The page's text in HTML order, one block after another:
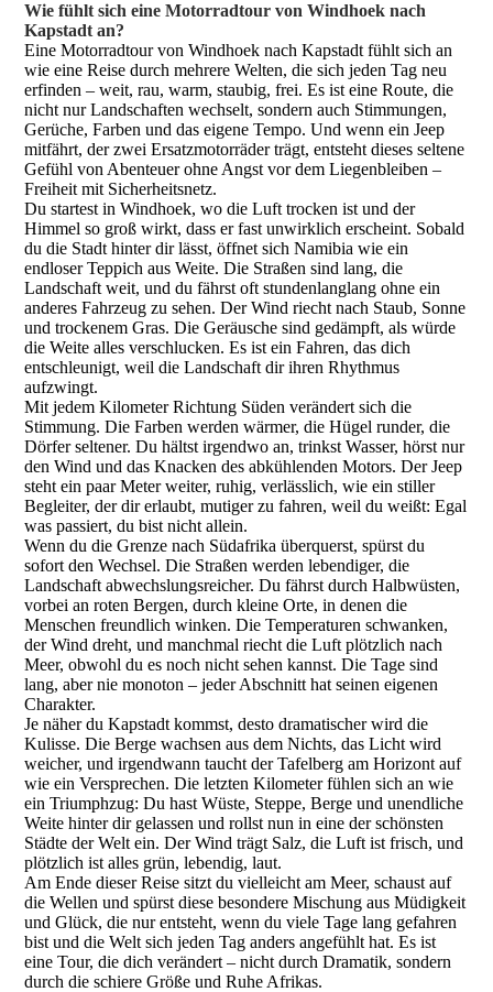
Wie fühlt sich eine Motorradtour von Windhoek nach
Kapstadt an?
Eine Motorradtour von Windhoek nach Kapstadt fühlt sich an
wie eine Reise durch mehrere Welten, die sich jeden Tag neu
erfinden – weit, rau, warm, staubig, frei. Es ist eine Route, die
nicht nur Landschaften wechselt, sondern auch Stimmungen,
Gerüche, Farben und das eigene Tempo. Und wenn ein Jeep
mitfährt, der zwei Ersatzmotorräder trägt, entsteht dieses seltene
Gefühl von Abenteuer ohne Angst vor dem Liegenbleiben –
Freiheit mit Sicherheitsnetz.
Du startest in Windhoek, wo die Luft trocken ist und der
Himmel so groß wirkt, dass er fast unwirklich erscheint. Sobald
du die Stadt hinter dir lässt, öffnet sich Namibia wie ein
endloser Teppich aus Weite. Die Straßen sind lang, die
Landschaft weit, und du fährst oft stundenlanglang ohne ein
anderes Fahrzeug zu sehen. Der Wind riecht nach Staub, Sonne
und trockenem Gras. Die Geräusche sind gedämpft, als würde
die Weite alles verschlucken. Es ist ein Fahren, das dich
entschleunigt, weil die Landschaft dir ihren Rhythmus
aufzwingt.
Mit jedem Kilometer Richtung Süden verändert sich die
Stimmung. Die Farben werden wärmer, die Hügel runder, die
Dörfer seltener. Du hältst irgendwo an, trinkst Wasser, hörst nur
den Wind und das Knacken des abkühlenden Motors. Der Jeep
steht ein paar Meter weiter, ruhig, verlässlich, wie ein stiller
Begleiter, der dir erlaubt, mutiger zu fahren, weil du weißt: Egal
was passiert, du bist nicht allein.
Wenn du die Grenze nach Südafrika überquerst, spürst du
sofort den Wechsel. Die Straßen werden lebendiger, die
Landschaft abwechslungsreicher. Du fährst durch Halbwüsten,
vorbei an roten Bergen, durch kleine Orte, in denen die
Menschen freundlich winken. Die Temperaturen schwanken,
der Wind dreht, und manchmal riecht die Luft plötzlich nach
Meer, obwohl du es noch nicht sehen kannst. Die Tage sind
lang, aber nie monoton – jeder Abschnitt hat seinen eigenen
Charakter.
Je näher du Kapstadt kommst, desto dramatischer wird die
Kulisse. Die Berge wachsen aus dem Nichts, das Licht wird
weicher, und irgendwann taucht der Tafelberg am Horizont auf
wie ein Versprechen. Die letzten Kilometer fühlen sich an wie
ein Triumphzug: Du hast Wüste, Steppe, Berge und unendliche
Weite hinter dir gelassen und rollst nun in eine der schönsten
Städte der Welt ein. Der Wind trägt Salz, die Luft ist frisch, und
plötzlich ist alles grün, lebendig, laut.
Am Ende dieser Reise sitzt du vielleicht am Meer, schaust auf
die Wellen und spürst diese besondere Mischung aus Müdigkeit
und Glück, die nur entsteht, wenn du viele Tage lang gefahren
bist und die Welt sich jeden Tag anders angefühlt hat. Es ist
eine Tour, die dich verändert – nicht durch Dramatik, sondern
durch die schiere Größe und Ruhe Afrikas.